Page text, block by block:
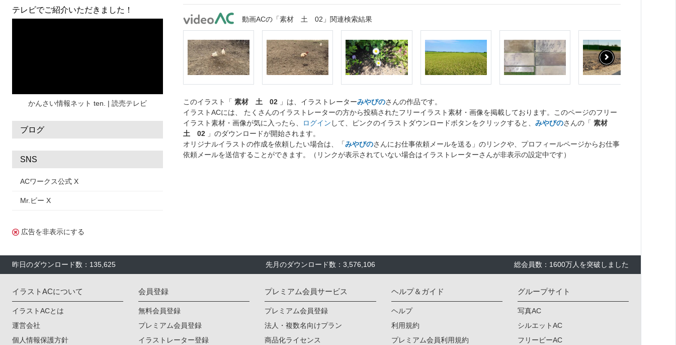
日本地図 海
テレビでご紹介いただきました！
かんさい情報ネット ten. | 読売テレビ
ブログ
SNS
ACワークス公式 X
Mr.ビー X
広告を非表示にする
動画ACの「素材 土 02」関連検索結果
このイラスト「 素材 土 02 」は、イラストレーターみやびのさんの作品です。
イラストACには、 たくさんのイラストレーターの方から投稿されたフリーイラスト素材・画像を掲載しております。このページのフリー
イラスト素材・画像が気に入ったら、
ログイン して、ピンクのイラストダウンロードボタンをクリックすると、 みやびのさんの「 素材
土 02 」のダウンロードが開始されます。
オリジナルイラストの作成を依頼したい場合は、「みやびのさんにお仕事依頼メールを送る」のリンクや、プロフィールページからお仕事
依頼メールを送信することができます。（リンクが表示されていない場合はイラストレーターさんが非表示の設定中です）
昨日のダウンロード数：135,625 先月のダウンロード数：3,576,106 総会員数：1600万人を突破しました
イラストACについて
イラストACとは
運営会社
個人情報保護方針
会員登録
無料会員登録
プレミアム会員登録
イラストレーター登録
プレミアム会員サービス
プレミアム会員登録
法人・複数名向けプラン
商品化ライセンス
ヘルプ＆ガイド
ヘルプ
利用規約
プレミアム会員利用規約
グループサイト
写真AC
シルエットAC
フリービーAC